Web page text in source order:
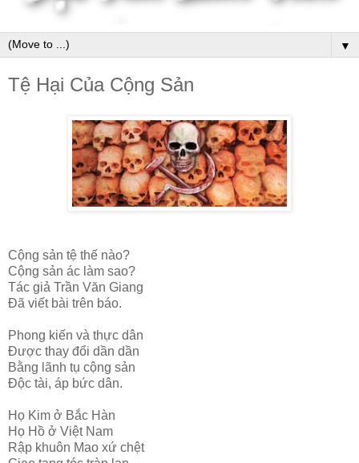
▼
Tệ Hại Của Cộng Sản
Cộng sản tệ thế nào?
Cộng sản ác làm sao?
Tác giả Trần Văn Giang
Đã viết bài trên báo.
Phong kiến và thực dân
Được thay đổi dần dần
Bằng lãnh tụ cộng sản
Độc tài, áp bức dân.
Họ Kim ở Bắc Hàn
Họ Hồ ở Việt Nam
Rập khuôn Mao xứ chệt